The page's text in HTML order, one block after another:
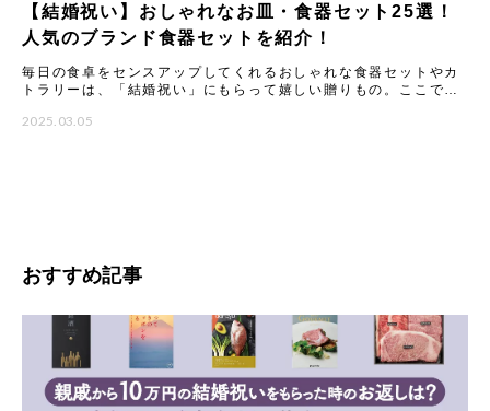
【結婚祝い】おしゃれなお皿・食器セット25選！
人気のブランド食器セットを紹介！
毎日の食卓をセンスアップしてくれるおしゃれな食器セットやカ
トラリーは、「結婚祝い」にもらって嬉しい贈りもの。ここで
嬉しいテ
2025.03.05
おすすめ記事